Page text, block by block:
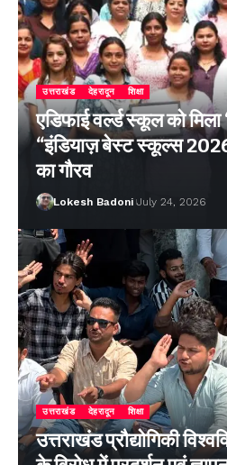
उत्तराखंड देहरादून शिक्षा
एडिफाई वर्ल्ड स्कूल को
“इंडियाज़ बेस्ट स्कूल्स
का गौरव
Lokesh Badoni July 24, 2026
उत्तराखंड देहरादून शिक्षा
उत्तराखंड प्रौद्योगिकी